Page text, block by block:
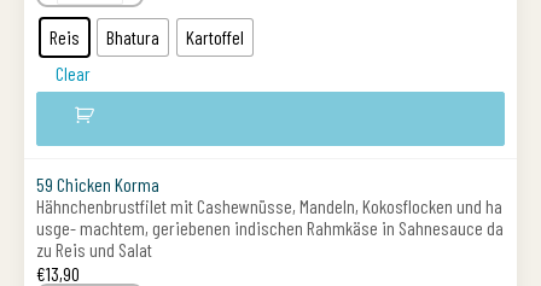
Reis Bhatura
Kartoffel
Clear
59 Chicken Korma
Hähnchenbrustfilet mit Cashewnüsse, Mandeln, Kokosflocken und ha
usge- machtem, geriebenen indischen Rahmkäse in Sahnesauce da
zu Reis und Salat
€13,90